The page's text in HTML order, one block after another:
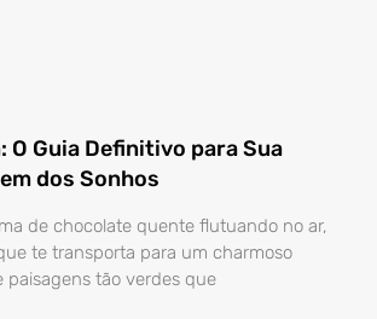
O Guia Definitivo para Sua
dos Sonhos
de chocolate quente flutuando no ar,
te transporta para um charmoso
paisagens tão verdes que